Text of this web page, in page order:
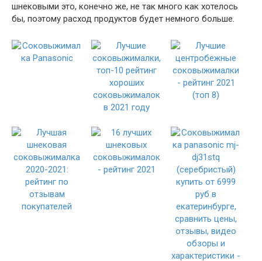
шнековыми это, конечно же, не так много как хотелось
бы, поэтому расход продуктов будет немного больше.